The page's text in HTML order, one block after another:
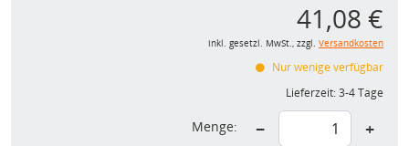
41,08 €
inkl. gesetzl. MwSt., zzgl. Versandkosten
Nur wenige verfügbar
Lieferzeit:3-4 Tage
Menge: − +